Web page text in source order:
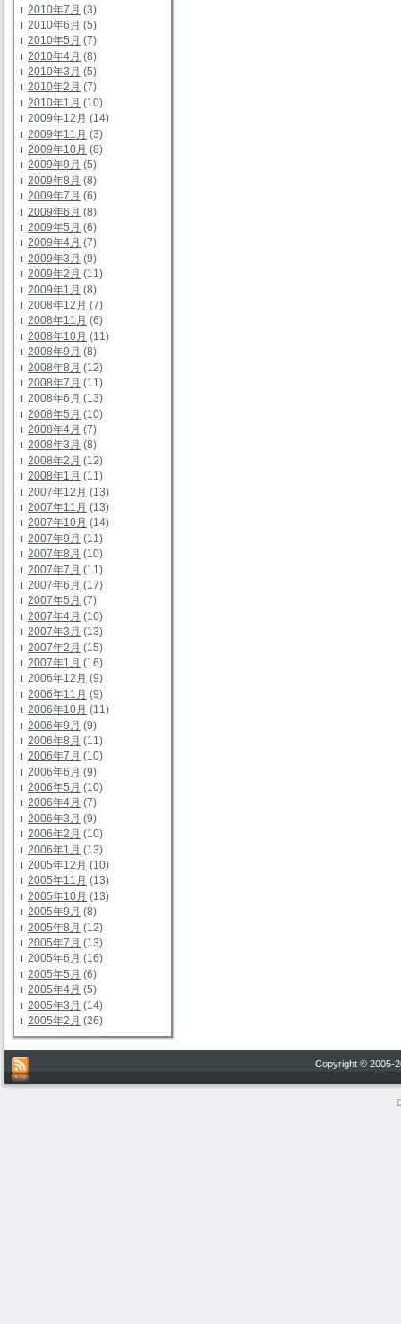
2010年7月 (3)
2010年6月 (5)
2010年5月 (7)
2010年4月 (8)
2010年3月 (5)
2010年2月 (7)
2010年1月 (10)
2009年12月 (14)
2009年11月 (3)
2009年10月 (8)
2009年9月 (5)
2009年8月 (8)
2009年7月 (6)
2009年6月 (8)
2009年5月 (6)
2009年4月 (7)
2009年3月 (9)
2009年2月 (11)
2009年1月 (8)
2008年12月 (7)
2008年11月 (6)
2008年10月 (11)
2008年9月 (8)
2008年8月 (12)
2008年7月 (11)
2008年6月 (13)
2008年5月 (10)
2008年4月 (7)
2008年3月 (8)
2008年2月 (12)
2008年1月 (11)
2007年12月 (13)
2007年11月 (13)
2007年10月 (14)
2007年9月 (11)
2007年8月 (10)
2007年7月 (11)
2007年6月 (17)
2007年5月 (7)
2007年4月 (10)
2007年3月 (13)
2007年2月 (15)
2007年1月 (16)
2006年12月 (9)
2006年11月 (9)
2006年10月 (11)
2006年9月 (9)
2006年8月 (11)
2006年7月 (10)
2006年6月 (9)
2006年5月 (10)
2006年4月 (7)
2006年3月 (9)
2006年2月 (10)
2006年1月 (13)
2005年12月 (10)
2005年11月 (13)
2005年10月 (13)
2005年9月 (8)
2005年8月 (12)
2005年7月 (13)
2005年6月 (16)
2005年5月 (6)
2005年4月 (5)
2005年3月 (14)
2005年2月 (26)
Copyright © 2005-